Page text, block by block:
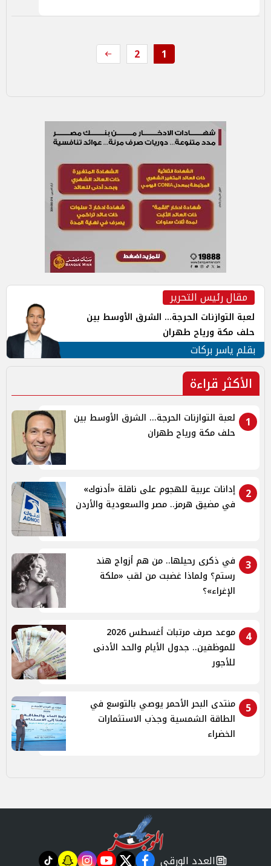
1
2
مقال رئيس التحرير
لعبة التوازنات الحرجة... الشرق الأوسط بين
حلف مكة ورياح طهران
بقلم ياسر بركات
الأكثر قراءة
1
لعبة التوازنات الحرجة... الشرق الأوسط بين
حلف مكة ورياح طهران
2
إدانات عربية للهجوم على ناقلة «أدنوك»
في مضيق هرمز.. مصر والسعودية والأردن
3
في ذكرى رحيلها.. من هم أزواج هند
رستم؟ ولماذا غضبت من لقب «ملكة
الإغراء»؟
4
موعد صرف مرتبات أغسطس 2026
للموظفين.. جدول الأيام والحد الأدنى
للأجور
5
منتدى البحر الأحمر يوصي بالتوسع في
الطاقة الشمسية وجذب الاستثمارات
الخضراء
العدد الورقي